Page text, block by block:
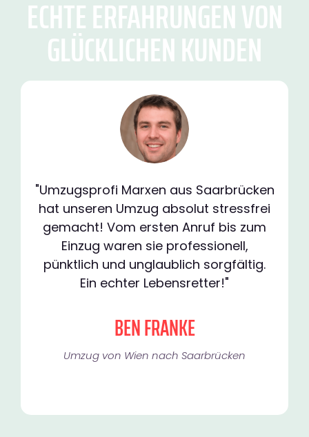
ECHTE ERFAHRUNGEN VON
GLÜCKLICHEN KUNDEN
"Umzugsprofi Marxen aus Saarbrücken
hat unseren Umzug absolut stressfrei
gemacht! Vom ersten Anruf bis zum
Einzug waren sie professionell,
pünktlich und unglaublich sorgfältig.
Ein echter Lebensretter!"
BEN FRANKE
Umzug von Wien nach Saarbrücken